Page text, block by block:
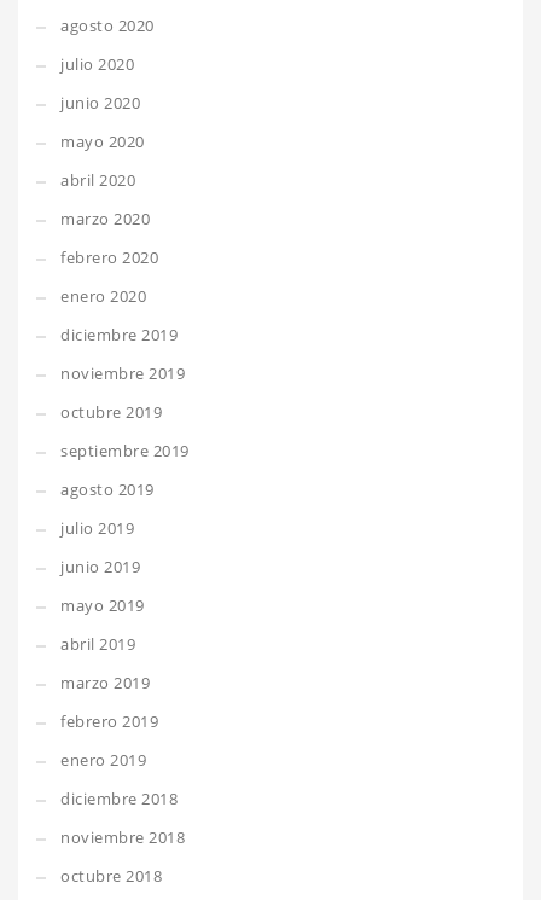
agosto 2020
julio 2020
junio 2020
mayo 2020
abril 2020
marzo 2020
febrero 2020
enero 2020
diciembre 2019
noviembre 2019
octubre 2019
septiembre 2019
agosto 2019
julio 2019
junio 2019
mayo 2019
abril 2019
marzo 2019
febrero 2019
enero 2019
diciembre 2018
noviembre 2018
octubre 2018